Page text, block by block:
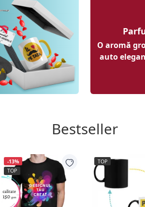
O aromă
auto
Bestseller
-13%
TOP
TOP